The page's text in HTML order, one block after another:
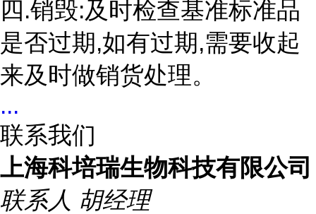
四.销毁:及时检查基准标准品
是否过期,如有过期,需要收起
来及时做销货处理。
...
联系我们
上海科培瑞生物科技有限公司
联系人 胡经理